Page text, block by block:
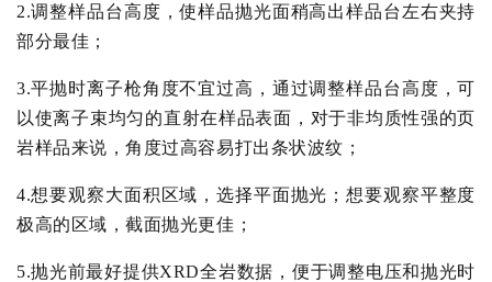
2.调整样品台高度，使样品抛光面稍高出样品台左右夹持
部分最佳；
3.平抛时离子枪角度不宜过高，通过调整样品台高度，可
以使离子束均匀的直射在样品表面，对于非均质性强的页
岩样品来说，角度过高容易打出条状波纹；
4.想要观察大面积区域，选择平面抛光；想要观察平整度
极高的区域，截面抛光更佳；
5.抛光前最好提供XRD全岩数据，便于调整电压和抛光时